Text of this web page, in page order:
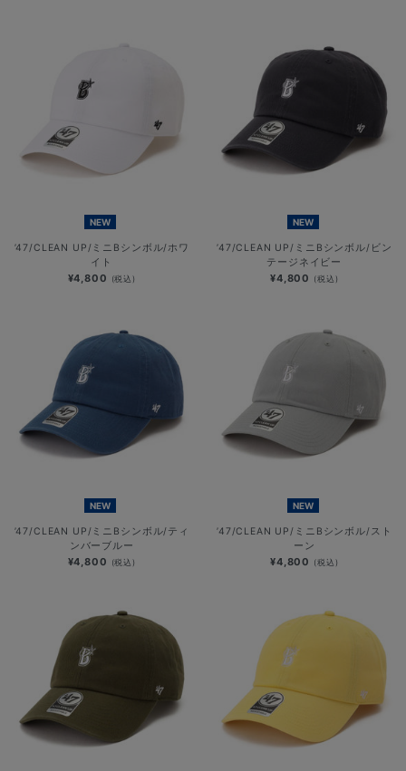
NEW
’47/CLEAN UP/ミニBシンボル/ホワ
イト
¥4,800 (税込)
NEW
’47/CLEAN UP/ミニBシンボル/ビン
テージネイビー
¥4,800 (税込)
NEW
’47/CLEAN UP/ミニBシンボル/ティ
ンバーブルー
¥4,800 (税込)
NEW
’47/CLEAN UP/ミニBシンボル/スト
ーン
¥4,800 (税込)